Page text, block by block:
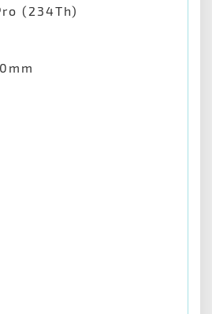
(234Th)